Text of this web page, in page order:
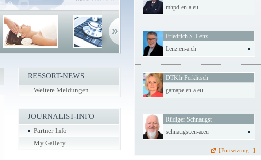
RESSORT-NEWS
Weitere Meldungen...
JOURNALIST-INFO
Partner-Info
My Gallery
mhpd.en-a.eu
Friedrich S. Lenz
Lenz.en-a.ch
DTKfr Perklitsch
gamape.en-a.eu
Rüdiger Schnaugst
schnaugst.en-a.eu
[Fortsetzung...]